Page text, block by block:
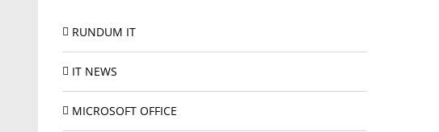
RUNDUM IT
IT NEWS
MICROSOFT OFFICE